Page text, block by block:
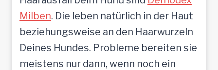
Milben. Die leben natürlich in der Haut
beziehungsweise an den Haarwurzeln
Deines Hundes. Probleme bereiten sie
meistens nur dann, wenn noch ein